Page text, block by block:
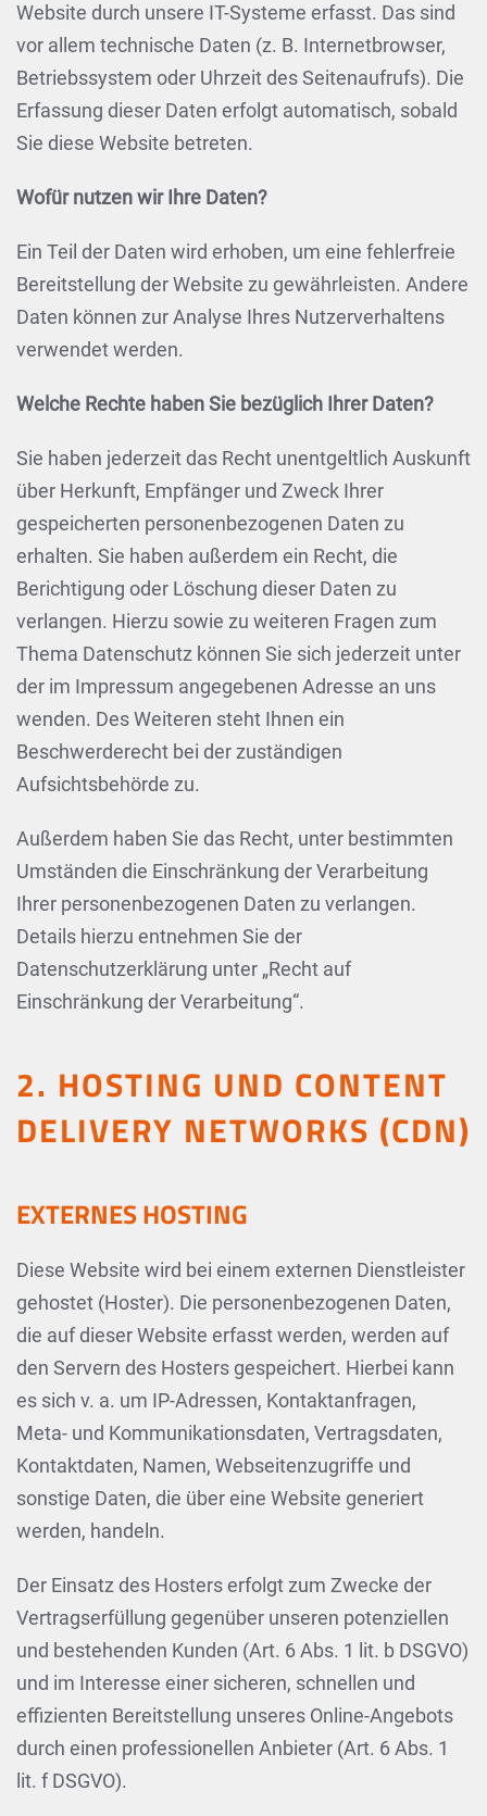
Website durch unsere IT-Systeme erfasst. Das sind
vor allem technische Daten (z. B. Internetbrowser,
Betriebssystem oder Uhrzeit des Seitenaufrufs). Die
Erfassung dieser Daten erfolgt automatisch, sobald
Sie diese Website betreten.
Wofür nutzen wir Ihre Daten?
Ein Teil der Daten wird erhoben, um eine fehlerfreie
Bereitstellung der Website zu gewährleisten. Andere
Daten können zur Analyse Ihres Nutzerverhaltens
verwendet werden.
Welche Rechte haben Sie bezüglich Ihrer Daten?
Sie haben jederzeit das Recht unentgeltlich Auskunft
über Herkunft, Empfänger und Zweck Ihrer
gespeicherten personenbezogenen Daten zu
erhalten. Sie haben außerdem ein Recht, die
Berichtigung oder Löschung dieser Daten zu
verlangen. Hierzu sowie zu weiteren Fragen zum
Thema Datenschutz können Sie sich jederzeit unter
der im Impressum angegebenen Adresse an uns
wenden. Des Weiteren steht Ihnen ein
Beschwerderecht bei der zuständigen
Aufsichtsbehörde zu.
Außerdem haben Sie das Recht, unter bestimmten
Umständen die Einschränkung der Verarbeitung
Ihrer personenbezogenen Daten zu verlangen.
Details hierzu entnehmen Sie der
Datenschutzerklärung unter „Recht auf
Einschränkung der Verarbeitung“.
2. HOSTING UND CONTENT
DELIVERY NETWORKS (CDN)
EXTERNES HOSTING
Diese Website wird bei einem externen Dienstleister
gehostet (Hoster). Die personenbezogenen Daten,
die auf dieser Website erfasst werden, werden auf
den Servern des Hosters gespeichert. Hierbei kann
es sich v. a. um IP-Adressen, Kontaktanfragen,
Meta- und Kommunikationsdaten, Vertragsdaten,
Kontaktdaten, Namen, Webseitenzugriffe und
sonstige Daten, die über eine Website generiert
werden, handeln.
Der Einsatz des Hosters erfolgt zum Zwecke der
Vertragserfüllung gegenüber unseren potenziellen
und bestehenden Kunden (Art. 6 Abs. 1 lit. b DSGVO)
und im Interesse einer sicheren, schnellen und
effizienten Bereitstellung unseres Online-Angebots
durch einen professionellen Anbieter (Art. 6 Abs. 1
lit. f DSGVO).